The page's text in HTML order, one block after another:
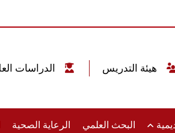
البحث العلمي الرعاية الصحية